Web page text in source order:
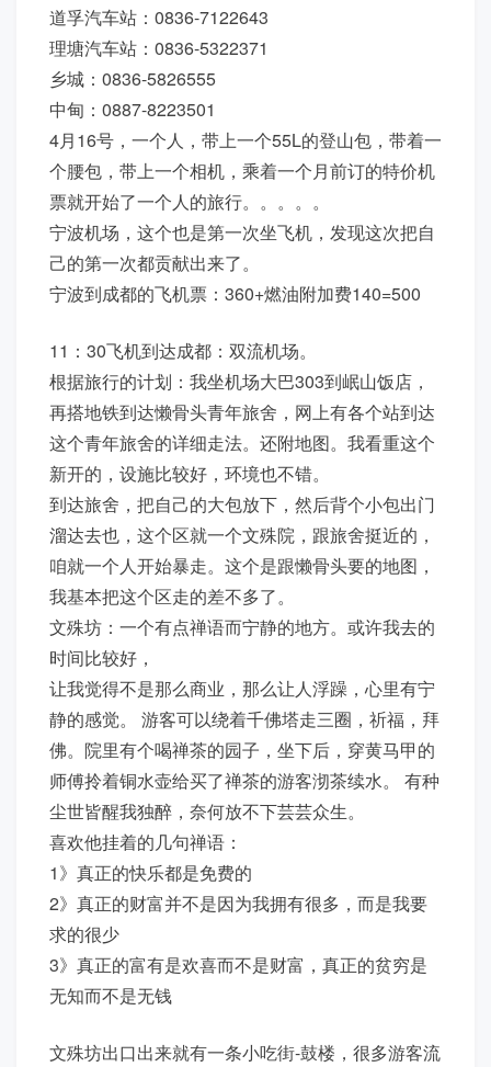
道孚汽车站：0836-7122643
理塘汽车站：0836-5322371
乡城：0836-5826555
中甸：0887-8223501
4月16号，一个人，带上一个55L的登山包，带着一
个腰包，带上一个相机，乘着一个月前订的特价机
票就开始了一个人的旅行。。。。。
宁波机场，这个也是第一次坐飞机，发现这次把自
己的第一次都贡献出来了。
宁波到成都的飞机票：360+燃油附加费140=500
11：30飞机到达成都：双流机场。
根据旅行的计划：我坐机场大巴303到岷山饭店，
再搭地铁到达懒骨头青年旅舍，网上有各个站到达
这个青年旅舍的详细走法。还附地图。我看重这个
新开的，设施比较好，环境也不错。
到达旅舍，把自己的大包放下，然后背个小包出门
溜达去也，这个区就一个文殊院，跟旅舍挺近的，
咱就一个人开始暴走。这个是跟懒骨头要的地图，
我基本把这个区走的差不多了。
文殊坊：一个有点禅语而宁静的地方。或许我去的
时间比较好，
让我觉得不是那么商业，那么让人浮躁，心里有宁
静的感觉。 游客可以绕着千佛塔走三圈，祈福，拜
佛。院里有个喝禅茶的园子，坐下后，穿黄马甲的
师傅拎着铜水壶给买了禅茶的游客沏茶续水。 有种
尘世皆醒我独醉，奈何放不下芸芸众生。
喜欢他挂着的几句禅语：
1》真正的快乐都是免费的
2》真正的财富并不是因为我拥有很多，而是我要
求的很少
3》真正的富有是欢喜而不是财富，真正的贫穷是
无知而不是无钱
文殊坊出口出来就有一条小吃街-鼓楼，很多游客流